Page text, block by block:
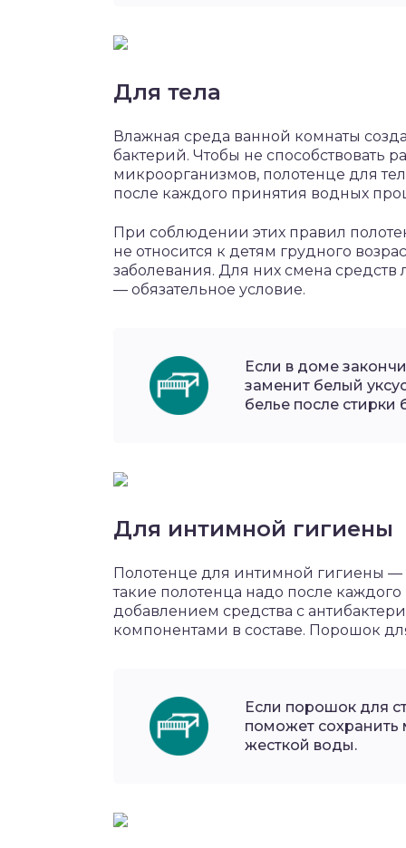
Для тела
Влажная среда ванной комнаты
бактерий. Чтобы не способствовать
микроорганизмов, полотенце для
после каждого принятия водных
При соблюдении этих правил
не относится к детям грудного
заболевания. Для них смена
— обязательное условие.
Если в доме
заменит белый
белье после
Для интимной гигиены
Полотенце для интимной гигиены
такие полотенца надо после
добавлением средства с
компонентами в составе. Порошок
Если порошок для
поможет сохранить
жесткой воды.